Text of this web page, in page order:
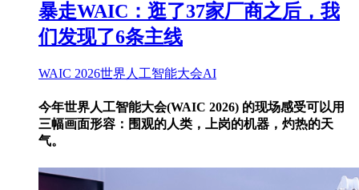
暴走WAIC：逛了37家厂商之后，我
们发现了6条主线
WAIC 2026世界人工智能大会AI
今年世界人工智能大会(WAIC 2026) 的现场感受可以用
三幅画面形容：围观的人类，上岗的机器，灼热的天
气。